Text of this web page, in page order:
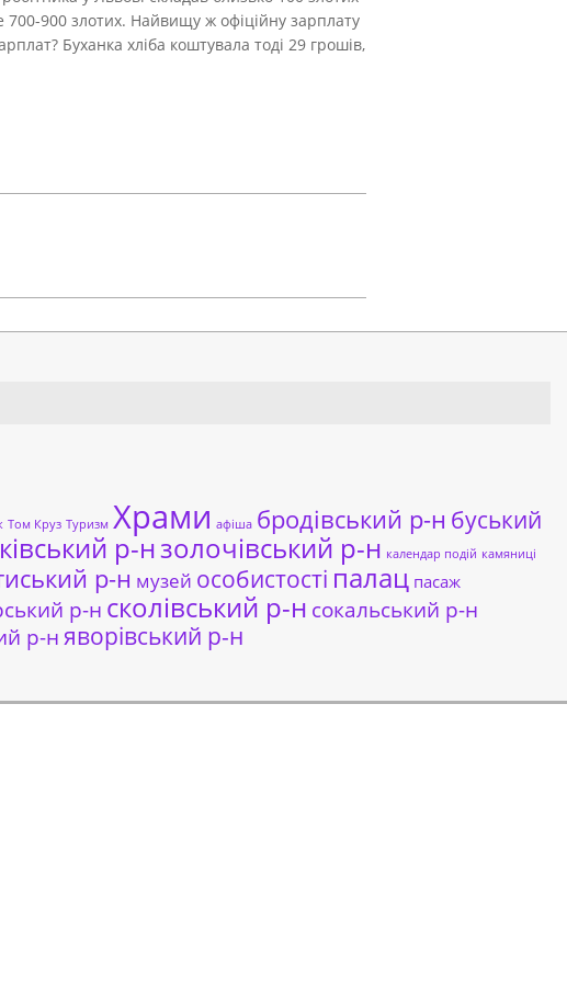
700-900 злотих. Найвищу ж офіційну зарплату
Буханка хліба коштувала тоді 29 грошів,
Том Круз Туризм Храми афіша бродівський р-н буський
р-нзолочівський р-н календар подій камяниці
р-н музей особистості палац пасаж
р-н сколівський р-н сокальський р-н
р-н яворівський р-н